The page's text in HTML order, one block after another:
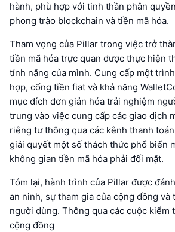
hành, phù hợp với tinh thần phân
phong trào blockchain và tiền mã hóa.
Tham vọng của Pillar trong việc trở
tiền mã hóa trực quan được thực hiện
tính năng của mình. Cung cấp một
hợp, cổng tiền fiat và khả năng
mục đích đơn giản hóa trải nghiệm
trung vào việc cung cấp các giao dịch
riêng tư thông qua các kênh thanh
giải quyết một số thách thức phổ biến
không gian tiền mã hóa phải đối mặt.
Tóm lại, hành trình của Pillar được
an ninh, sự tham gia của cộng đồng và
người dùng. Thông qua các cuộc kiểm
cộng đồng